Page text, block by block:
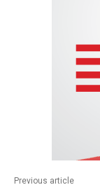
Previous article